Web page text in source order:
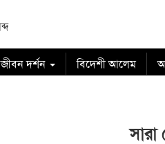
দর্শন বিদেশী আলেম
সারা